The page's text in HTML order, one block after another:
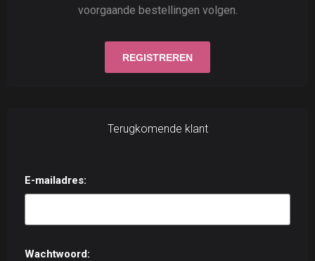
voorgaande bestellingen volgen.
Terugkomende klant
E-mailadres:
Wachtwoord: